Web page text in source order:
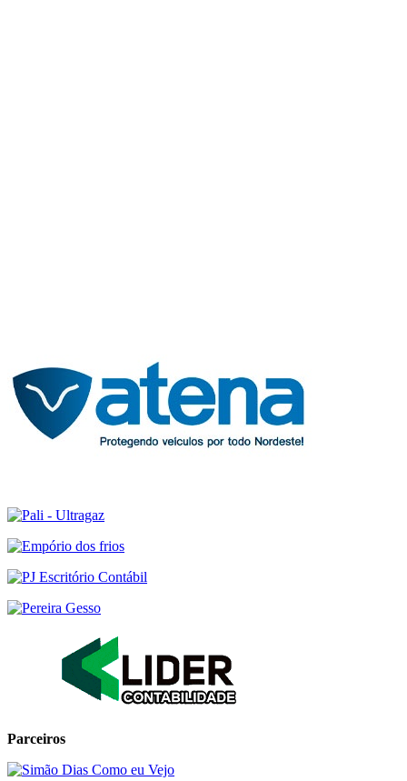
Parceiros